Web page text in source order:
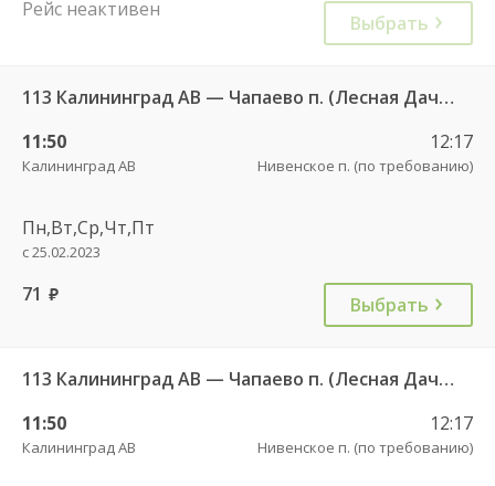
Рейс неактивен
Выбрать
113 Калининград АВ — Чапаево п. (Лесная Дача) ч/з Багратионовск г., Долгоруково п.
11:50
Калининград АВ
12:17
Нивенское п. (по требованию)
Пн,Вт,Ср,Чт,Пт
с 25.02.2023
71 руб. Выбрать
113 Калининград АВ — Чапаево п. (Лесная Дача) ч/з Багратионовск г., Долгоруково п.
11:50
Калининград АВ
12:17
Нивенское п. (по требованию)